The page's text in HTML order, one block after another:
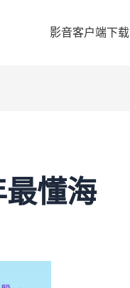
影音客户端下载
懂海